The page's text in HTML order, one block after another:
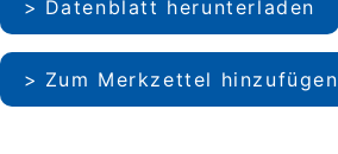
Datenblatt herunterladen
Zum Merkzettel hinzufügen